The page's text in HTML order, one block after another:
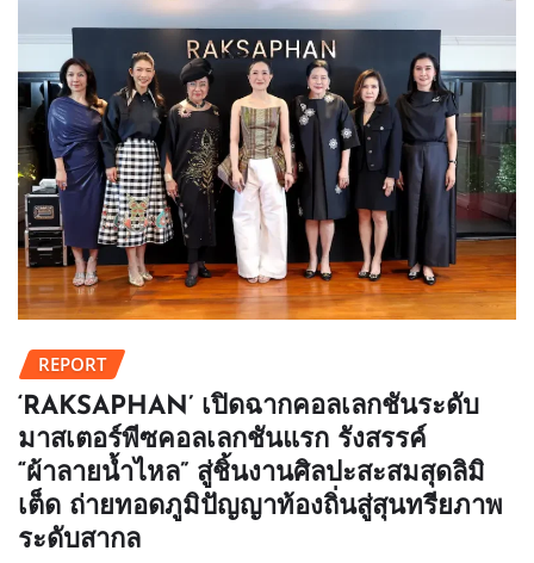
REPORT
‘RAKSAPHAN’ เปิดฉากคอลเลกชันระดับ
มาสเตอร์พีซคอลเลกชันแรก รังสรรค์
“ผ้าลายน้ำไหล” สู่ชิ้นงานศิลปะสะสมสุดลิมิ
เต็ด ถ่ายทอดภูมิปัญญาท้องถิ่นสู่สุนทรียภาพ
ระดับสากล